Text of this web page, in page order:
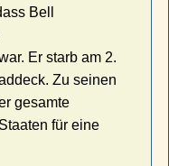
Bell
Er starb am 2.
Zu seinen
gesamte
für eine